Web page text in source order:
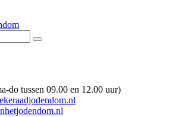
do tussen 09.00 en 12.00 uur)